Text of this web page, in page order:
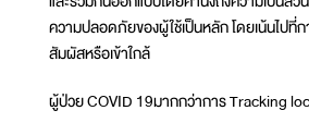
ความปลอดภัยของผู้ใช้เป็นหลัก โดยเน้นไป
สัมผัสหรือเข้าใกล้
ผู้ป่วย COVID 19มากกว่าการ Tracking